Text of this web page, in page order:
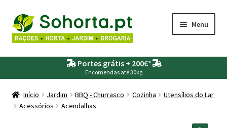
Ir
para
a
navegação
Saltar
para
o
conteúdo
Menu
Agricultura
Drogaria
Portes grátis + 200€*
Encomendas até 30kg
Início Jardim BBQ - Churrasco Cozinha
Utensílios do Lar
Acessórios
Acendalhas